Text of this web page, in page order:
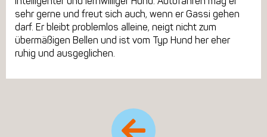
sehr gerne und freut sich auch, wenn er Gassi gehen
darf. Er bleibt problemlos alleine, neigt nicht zum
übermäßigen Bellen und ist vom Typ Hund her eher
ruhig und ausgeglichen.